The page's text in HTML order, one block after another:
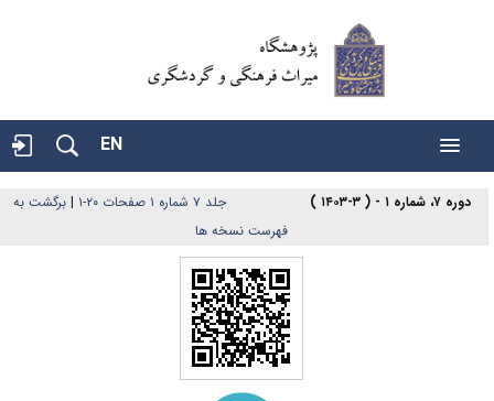
EN
دوره ۷، شماره ۱ - ( ۳-۱۴۰۳ ) جلد ۷ شماره ۱ صفحات ۲۰-۱ | برگشت به
فهرست نسخه ها